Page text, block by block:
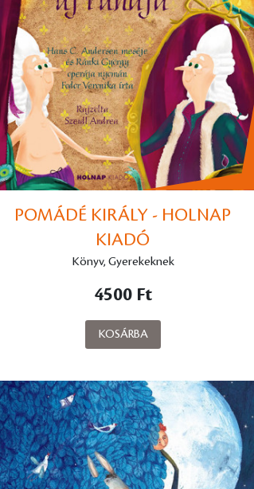
POMÁDÉ KIRÁLY - HOLNAP
KIADÓ
Könyv, Gyerekeknek
4500 Ft
KOSÁRBA